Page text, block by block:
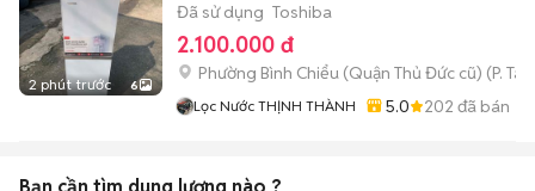
2 phút trước 6
Đã sử dụng Toshiba
2.100.000 đ
Phường Bình Chiểu (Quận Thủ Đức cũ) (P.
Lọc Nước THỊNH THÀNH 5.0 202 đã bán